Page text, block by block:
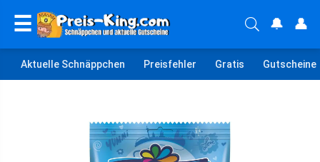
☰ 🔔 👤
Aktuelle Schnäppchen Preisfehler Gratis Gutscheine